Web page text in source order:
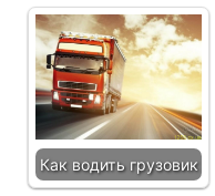
Как водить грузовик